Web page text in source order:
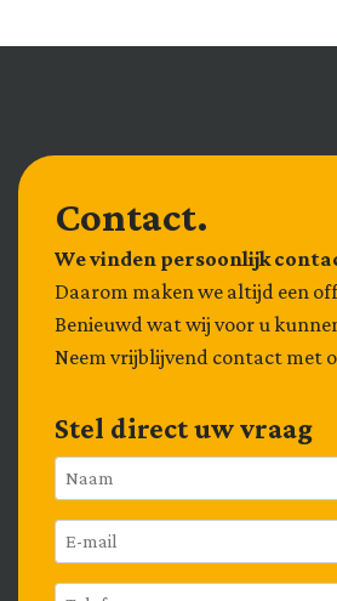
Contact.
We vinden persoonlijk
Daarom maken we altijd een
Benieuwd wat wij voor u
Neem vrijblijvend contact met
Stel direct uw vraag